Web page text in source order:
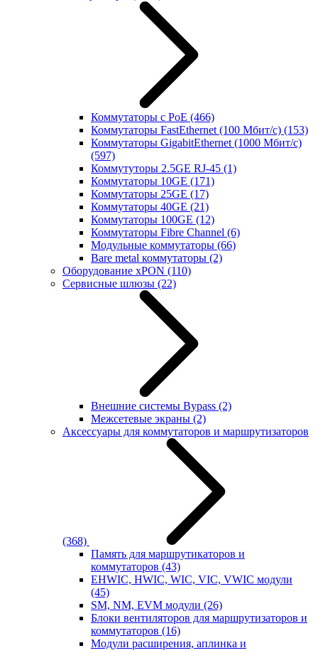
Коммутаторы с PoE (466)
Коммутаторы FastEthernet (100 Мбит/с) (153)
Коммутаторы GigabitEthernet (1000 Мбит/с)
(597)
Коммутуторы 2.5GE RJ-45 (1)
Коммутаторы 10GE (171)
Коммутаторы 25GE (17)
Коммутаторы 40GE (21)
Коммутаторы 100GE (12)
Коммутаторы Fibre Channel (6)
Модульные коммутаторы (66)
Bare metal коммутаторы (2)
Оборудование xPON (110)
Сервисные шлюзы (22)
Внешние системы Bypass (2)
Межсетевые экраны (2)
Аксессуары для коммутаторов и маршрутизаторов
(368)
Память для маршрутикаторов и
коммутаторов (43)
EHWIC, HWIC, WIC, VIC, VWIC модули
(45)
SM, NM, EVM модули (26)
Блоки вентиляторов для маршрутизаторов и
коммутаторов (16)
Модули расширения, аплинка и